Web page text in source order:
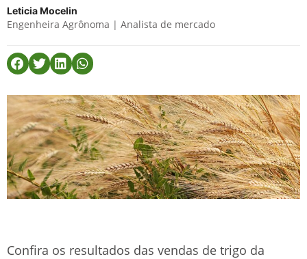
Leticia Mocelin
Engenheira Agrônoma | Analista de mercado
Confira os resultados das vendas de trigo da